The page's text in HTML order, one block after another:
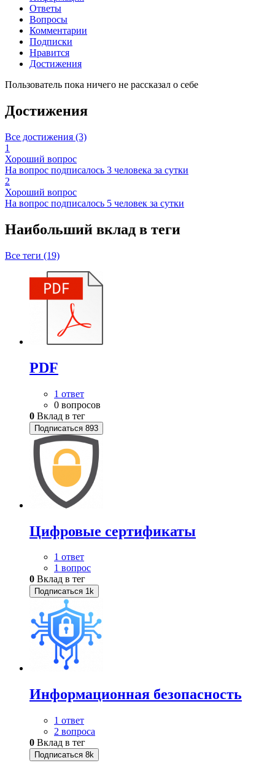
Ответы
Вопросы
Комментарии
Подписки
Нравится
Достижения
Пользователь пока ничего не рассказал о себе
Достижения
Все достижения (3)
1
Хороший вопрос
На вопрос подписалось 3 человека за сутки
2
Хороший вопрос
На вопрос подписалось 5 человек за сутки
Наибольший вклад в теги
Все теги (19)
PDF
1 ответ
0 вопросов
0 Вклад в тег
Подписаться 893
Цифровые сертификаты
1 ответ
1 вопрос
0 Вклад в тег
Подписаться 1k
Информационная безопасность
1 ответ
2 вопроса
0 Вклад в тег
Подписаться 8k